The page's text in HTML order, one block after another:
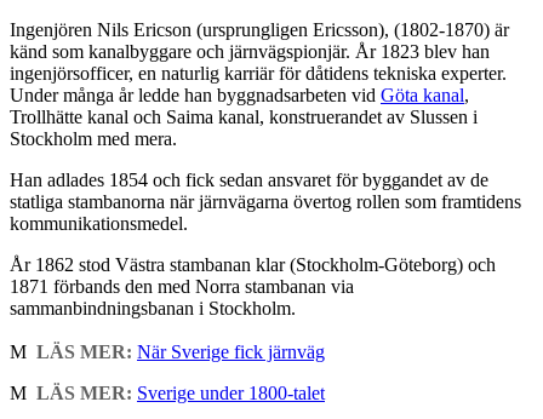
Ingenjören Nils Ericson (ursprungligen Ericsson), (1802-1870) är
känd som kanalbyggare och järnvägspionjär. År 1823 blev han
ingenjörsofficer, en naturlig karriär för dåtidens tekniska experter.
Under många år ledde han byggnadsarbeten vid Göta kanal,
Trollhätte kanal och Saima kanal, konstruerandet av Slussen i
Stockholm med mera.
Han adlades 1854 och fick sedan ansvaret för byggandet av de
statliga stambanorna när järnvägarna övertog rollen som framtidens
kommunikationsmedel.
År 1862 stod Västra stambanan klar (Stockholm-Göteborg) och
1871 förbands den med Norra stambanan via
sammanbindningsbanan i Stockholm.
M LÄS MER: När Sverige fick järnväg
M LÄS MER: Sverige under 1800-talet